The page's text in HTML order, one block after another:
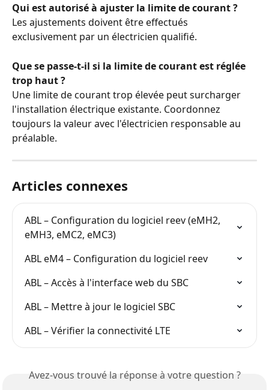
Qui est autorisé à ajuster la limite de courant ?
Les ajustements doivent être effectués
exclusivement par un électricien qualifié.
Que se passe-t-il si la limite de courant est réglée
trop haut ?
Une limite de courant trop élevée peut surcharger
l'installation électrique existante. Coordonnez
toujours la valeur avec l'électricien responsable au
préalable.
Articles connexes
ABL – Configuration du logiciel reev (eMH2,
eMH3, eMC2, eMC3)
ABL eM4 – Configuration du logiciel reev
ABL – Accès à l'interface web du SBC
ABL – Mettre à jour le logiciel SBC
ABL – Vérifier la connectivité LTE
Avez-vous trouvé la réponse à votre question ?